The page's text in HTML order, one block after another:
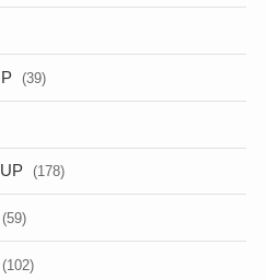
(39)
(178)
(59)
(102)